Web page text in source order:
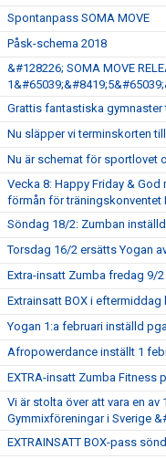
Spontanpass SOMA MOVE
Påsk-schema 2018
&#128226; SOMA MOVE
Grattis fantastiska gymnaster
Nu släpper vi terminskorten
Nu är schemat för sportlovet
Vecka 8: Happy Friday & God
förmån för träningskonventet
Söndag 18/2: Zumban
Torsdag 16/2 ersätts Yogan
Extra-insatt Zumba fredag 9/
Extrainsatt BOX i eftermiddag
Yogan 1:a februari inställd
Afropowerdance inställt 1
EXTRA-insatt Zumba Fitness
Vi är stolta över att vara en av
Gymmixföreningar i Sverige
EXTRAINSATT BOX-pass